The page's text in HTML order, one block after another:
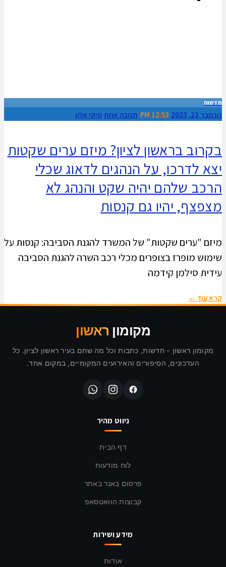
חדשות
נובמבר 23, 2023 12:53 PM תגובה אחת מיקי אלון
בקרוב בראשון לציון? מיזם ערים שקטות
יצא לדרכו, על הנהגים לדאוג שכלי
הרכב שלהם יהיה שקט והנהג לא
מצפצף, יהיו גם קנסות
מיזם "ערים שקטות" של המשרד להגנת הסביבה: קנסות על
שימוש מופרז בצופרים מכלי רכב השרה להגנת הסביבה
עידית סילמן קידמה
קרא עוד ←
מקומון ראשון
מקומון ראשון - חדשות, כתבות וכל מה שחם בעיר ראשון לציון. כל
העדכונים, הסיפורים והאירועים המקומיים, במקום אחד.
ניווט מהיר
דף הבית
לוח מודעות
פרסום באנר באתר
קבוצות הוואטסאפ
מידע ושירות
אודות